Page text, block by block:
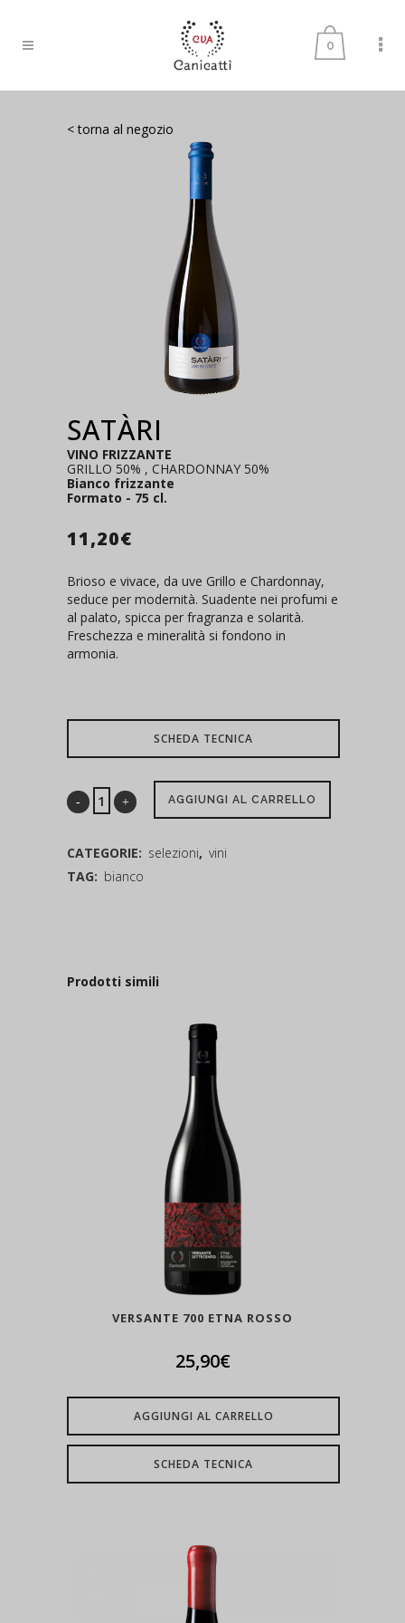
0
< torna al negozio
SATÀRI
VINO FRIZZANTE
GRILLO 50% , CHARDONNAY 50%
Bianco frizzante
Formato - 75 cl.
11,20€
Brioso e vivace, da uve Grillo e Chardonnay,
seduce per modernità. Suadente nei profumi e
al palato, spicca per fragranza e solarità.
Freschezza e mineralità si fondono in
armonia.
SCHEDA TECNICA
AGGIUNGI AL CARRELLO
CATEGORIE: selezioni, vini
TAG: bianco
Prodotti simili
VERSANTE 700 ETNA ROSSO
25,90€
AGGIUNGI AL CARRELLO
SCHEDA TECNICA